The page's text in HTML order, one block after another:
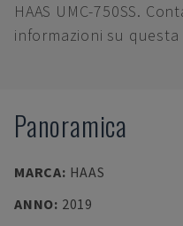
HAAS UMC-750SS.
informazioni su questa
Panoramica
MARCA: HAAS
ANNO: 2019